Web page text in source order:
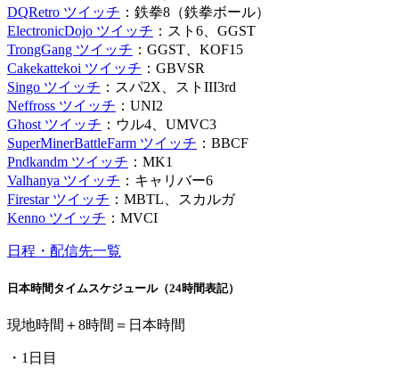
DQRetro ツイッチ ：鉄拳8（鉄拳ボール）
ElectronicDojo ツイッチ ：スト6、GGST
TrongGang ツイッチ ：GGST、KOF15
Cakekattekoi ツイッチ ：GBVSR
Singo ツイッチ ：スパ2X、ストIII3rd
Neffross ツイッチ ：UNI2
Ghost ツイッチ ：ウル4、UMVC3
SuperMinerBattleFarm ツイッチ ：BBCF
Pndkandm ツイッチ ：MK1
Valhanya ツイッチ ：キャリバー6
Firestar ツイッチ ：MBTL、スカルガ
Kenno ツイッチ ：MVCI
日程・配信先一覧
日本時間タイムスケジュール（24時間表記）
現地時間＋8時間＝日本時間
・1日目